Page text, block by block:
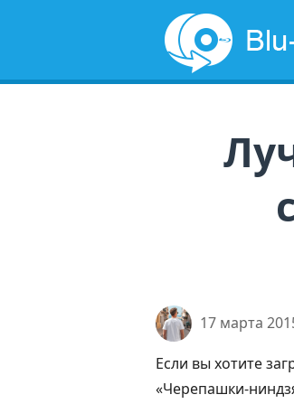
17 марта
Если вы хотите
«Черепашки-